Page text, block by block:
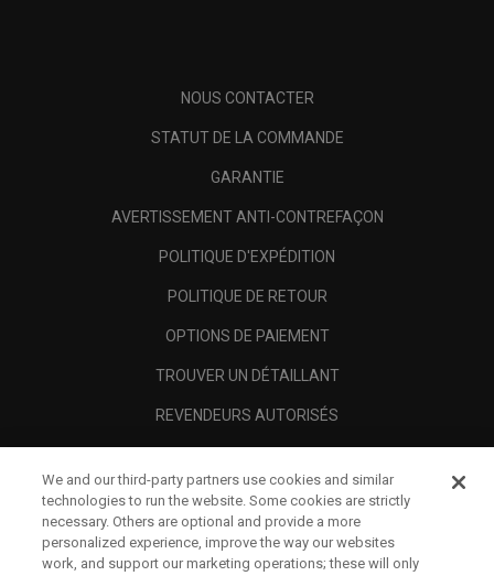
NOUS CONTACTER
STATUT DE LA COMMANDE
GARANTIE
AVERTISSEMENT ANTI-CONTREFAÇON
POLITIQUE D'EXPÉDITION
POLITIQUE DE RETOUR
OPTIONS DE PAIEMENT
TROUVER UN DÉTAILLANT
REVENDEURS AUTORISÉS
A PROPOS
MENTIONS LÉGALES
We and our third-party partners use cookies and similar
technologies to run the website. Some cookies are strictly
necessary. Others are optional and provide a more
personalized experience, improve the way our websites
work, and support our marketing operations; these will only